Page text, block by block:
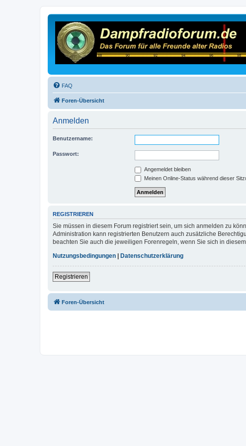
FAQ
Foren-Übersicht
Anmelden
Benutzername:
Passwort:
Angemeldet bleiben
Meinen Online-Status während dieser
REGISTRIEREN
Sie müssen in diesem Forum registriert sein, um sich anmelden zu
Administration kann registrierten Benutzern auch zusätzliche
beachten Sie auch die jeweiligen Forenregeln, wenn Sie sich in
Nutzungsbedingungen | Datenschutzerklärung
Registrieren
Foren-Übersicht